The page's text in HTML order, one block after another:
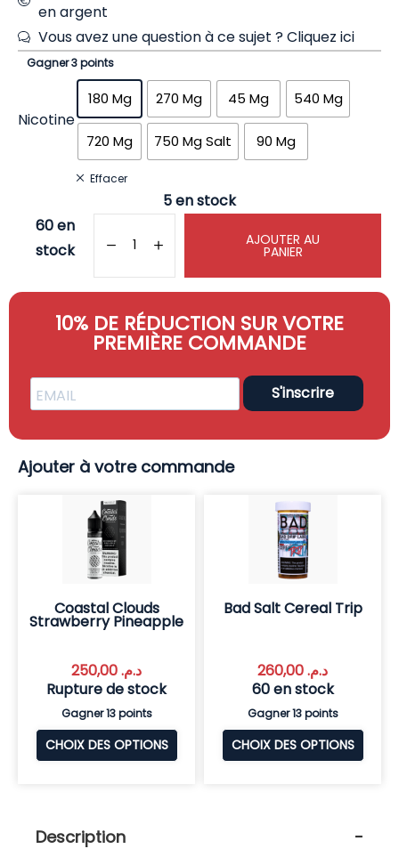
en argent
Vous avez une question à ce sujet ?Cliquez ici
Gagner 3 points
Nicotine
180 Mg 270 Mg 45 Mg 540 Mg
720 Mg 750 Mg Salt 90 Mg
Effacer
5 en stock
60 en
stock
AJOUTER AU
PANIER
10% DE RÉDUCTION SUR VOTRE
PREMIÈRE COMMANDE
S'inscrire
Ajouter à votre commande
Coastal Clouds
Strawberry Pineapple
د.م.
Rupture de stock
Gagner 13 points
CHOIX DES OPTIONS
Bad Salt Cereal Trip
د.م.
60 en stock
Gagner 13 points
CHOIX DES OPTIONS
Description